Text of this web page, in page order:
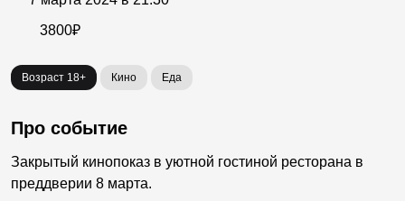
3800₽
Возраст 18+ Кино Еда
Про событие
Закрытый кинопоказ в уютной гостиной ресторана в
преддверии 8 марта.